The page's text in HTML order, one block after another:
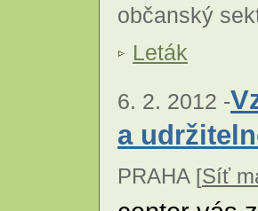
občanský
Leták
6. 2. 2012 -
a
PRAHA [Síť